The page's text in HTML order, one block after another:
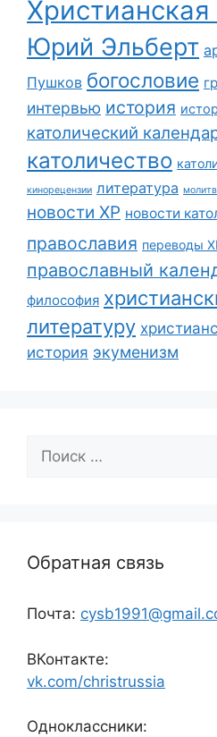
Христианская
Юрий Эльберт
Пушков богословие
интервью история
католический
католичество
кинорецензии литература
новости ХР новости
православия переводы
православный
философия
литературу
история экуменизм
Поиск:
Обратная связь
Почта:
ВКонтакте:
vk.com/christrussia
Одноклассники: